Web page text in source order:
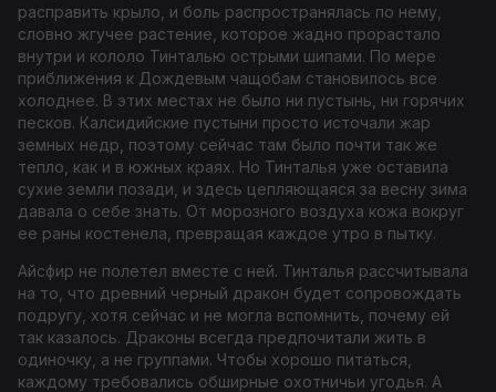
расправить крыло, и боль распространялась по нему,
словно жгучее растение, которое жадно прорастало
внутри и кололо Тинталью острыми шипами. По мере
приближения к Дождевым чащобам становилось все
холоднее. В этих местах не было ни пустынь, ни горячих
песков. Калсидийские пустыни просто источали жар
земных недр, поэтому сейчас там было почти так же
тепло, как и в южных краях. Но Тинталья уже оставила
сухие земли позади, и здесь цепляющаяся за весну зима
давала о себе знать. От морозного воздуха кожа вокруг
ее раны костенела, превращая каждое утро в пытку.
Айсфир не полетел вместе с ней. Тинталья рассчитывала
на то, что древний черный дракон будет сопровождать
подругу, хотя сейчас и не могла вспомнить, почему ей
так казалось. Драконы всегда предпочитали жить в
одиночку, а не группами. Чтобы хорошо питаться,
каждому требовались обширные охотничьи угодья. А